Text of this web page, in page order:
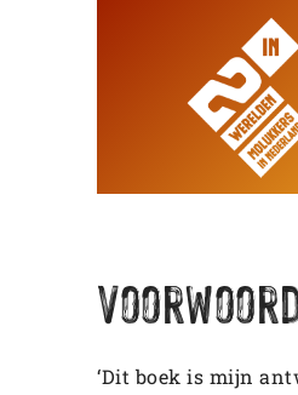
‘Dit boek is mijn